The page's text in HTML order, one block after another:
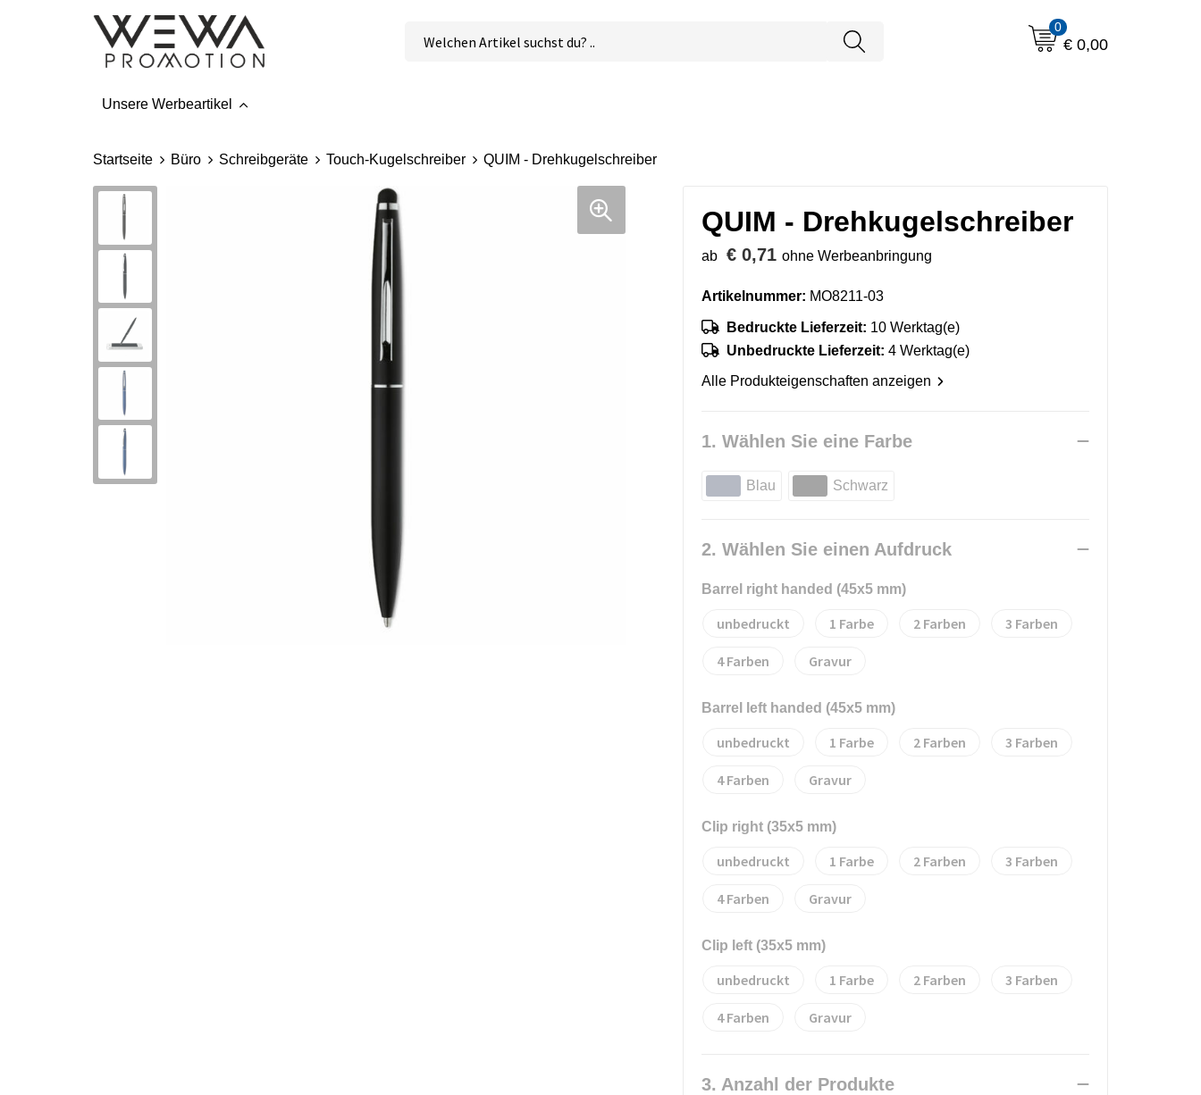
0
€ 0,00
Unsere Werbeartikel
Startseite Büro Schreibgeräte Touch-Kugelschreiber QUIM - Drehkugelschreiber
QUIM - Drehkugelschreiber
ab € 0,71 ohne Werbeanbringung
Artikelnummer: MO8211-03
Bedruckte Lieferzeit: 10 Werktag(e)
Unbedruckte Lieferzeit: 4 Werktag(e)
Alle Produkteigenschaften anzeigen
1. Wählen Sie eine Farbe
Blau Schwarz
2. Wählen Sie einen Aufdruck
Barrel right handed (45x5 mm)
unbedruckt 1 2 3
4 Gravur
Barrel left handed (45x5 mm)
unbedruckt 1 2 3
4 Gravur
Clip right (35x5 mm)
unbedruckt 1 2 3
4 Gravur
Clip left (35x5 mm)
unbedruckt 1 2 3
4 Gravur
3. Anzahl der Produkte